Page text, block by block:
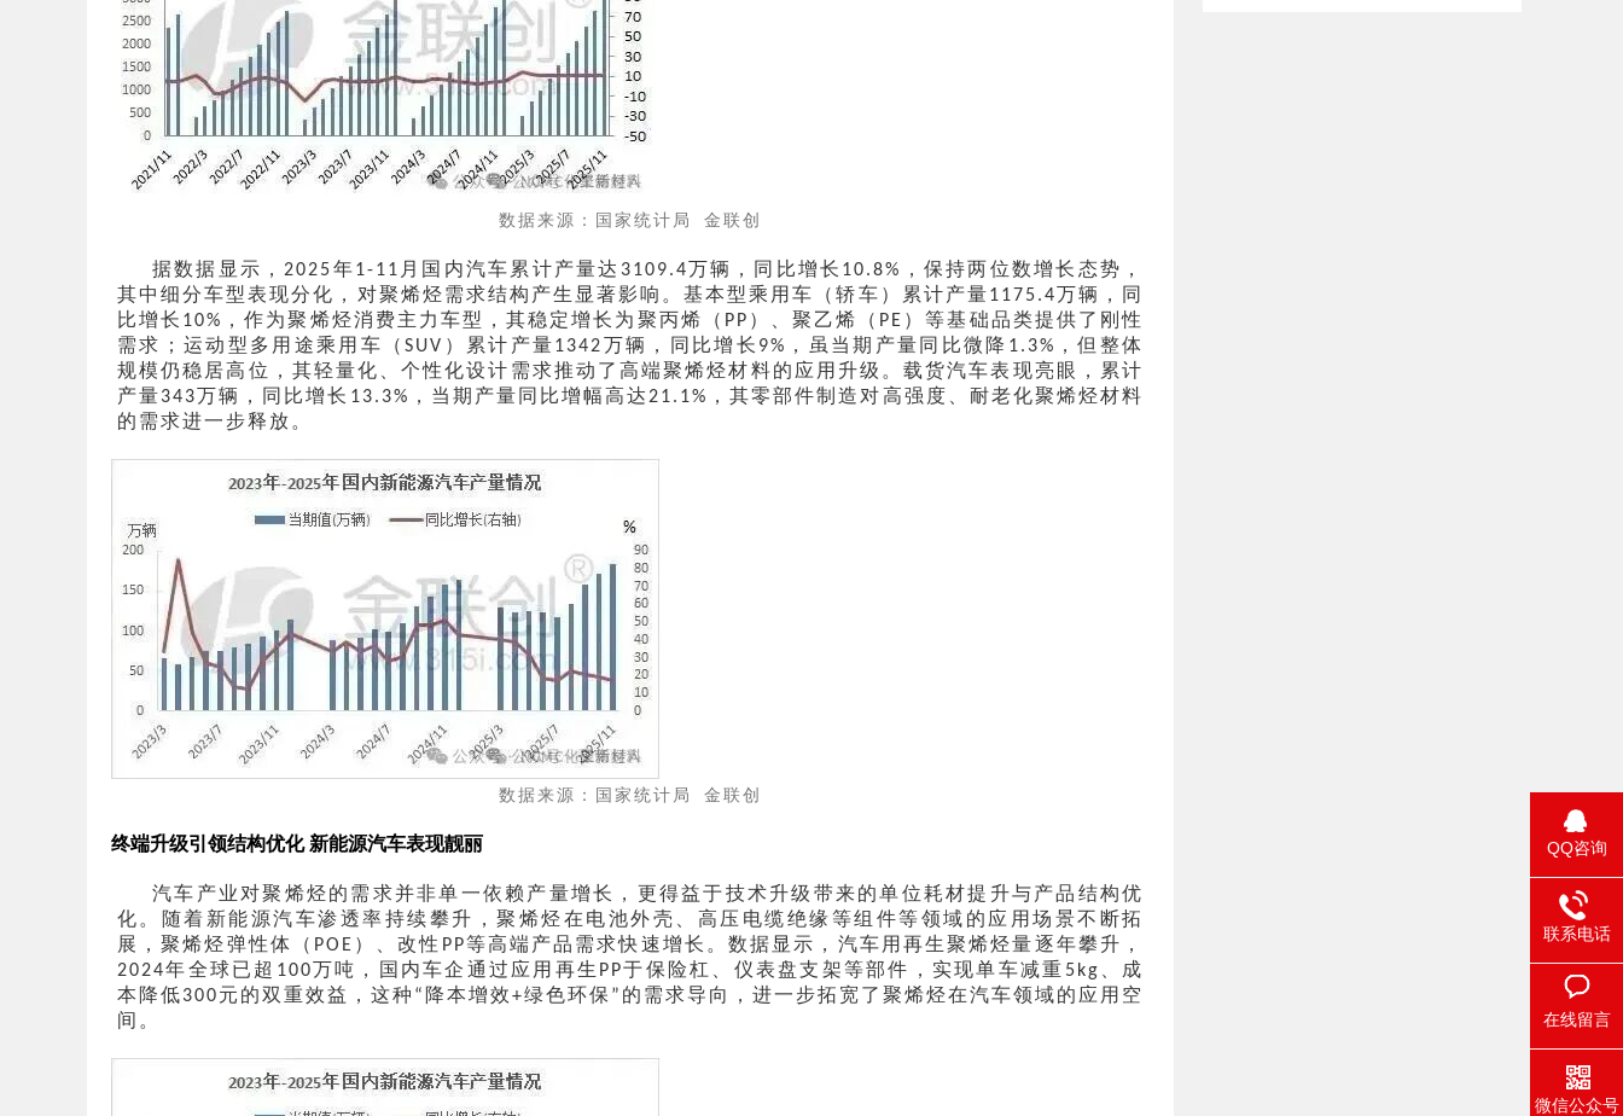
数据来源：国家统计局 金联创
据数据显示， 2025年1-11 月国内汽车累计产量达 3109.4万辆，同比增长 10.8%
，保持两位数增长态势，
其中细分车型表现分化，对聚烯烃需求结构产生显著影响。基本型乘用车（轿车）累计产量1175.4万辆，同
比增长 10% ，作为聚烯烃消费主力车型，其稳定增长为聚丙烯（ PP ）、聚乙烯（ PE ）等基础品类提供了刚性
需求；运动型多用途乘用车（SUV ）累计产量1342万辆，同比增长 9% ，虽当期产量同比微降 1.3% ，但整体
规模仍稳居高位，其轻量化、个性化设计需求推动了高端聚烯烃材料的应用升级。载货汽车表现亮眼，累计
产量343万辆，同比增长 13.3% ，当期产量同比增幅高达21.1% ，其零部件制造对高强度、耐老化聚烯烃材料
的需求进一步释放。
数据来源：国家统计局 金联创
终端升级引领结构优化 新能源汽车表现靓丽
汽车产业对聚烯烃的需求并非单一依赖产量增长，更得益于技术升级带来的单位耗材提升与产品结构优
化。随着新能源汽车渗透率持续攀升，聚烯烃在电池外壳、高压电缆绝缘等组件等领域的应用场景不断拓
展，聚烯烃弹性体（ POE ）、改性 PP等高端产品需求快速增长。数据显示，汽车用再生聚烯烃量逐年攀升，
2024年全球已超 100万吨，国内车企通过应用再生 PP于保险杠、仪表盘支架等部件，实现单车减重 5kg
、成
本降低300元的双重效益，这种 “ 降本增效+绿色环保 ” 的需求导向，进一步拓宽了聚烯烃在汽车领域的应用空
间。
QQ咨询
联系电话
在线留言
微信公众号